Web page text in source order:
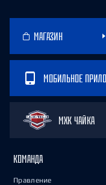
МАГАЗИН
МОБИЛЬНОЕ
МХК ЧАЙКА
КОМАНДА
Правление